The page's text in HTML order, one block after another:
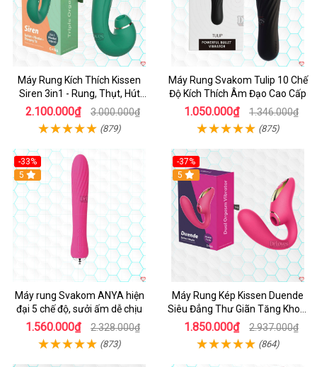
Máy Rung Kích Thích Kissen
Siren 3in1 - Rung, Thụt, Hút
Mạnh
2.100.000₫ 3.000.000₫
(879)
Máy Rung Svakom Tulip 10 Chế
Độ Kích Thích Âm Đạo Cao Cấp
1.050.000₫ 1.346.000₫
(875)
-33%
Hot
5
Máy rung Svakom ANYA hiện
đại 5 chế độ, sưởi ấm dễ chịu
1.560.000₫ 2.328.000₫
(873)
-37%
Hot
5
Máy Rung Kép Kissen Duende
Siêu Đẳng Thư Giãn Tăng Khoái
Cảm
1.850.000₫ 2.937.000₫
(864)